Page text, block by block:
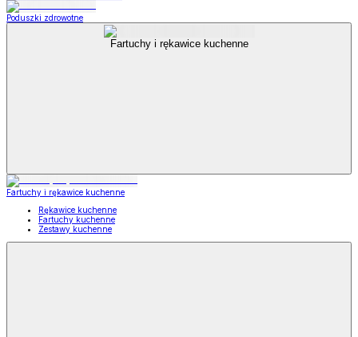
Poduszki zdrowotne
Fartuchy i rękawice kuchenne
Fartuchy i rękawice kuchenne
Rękawice kuchenne
Fartuchy kuchenne
Zestawy kuchenne